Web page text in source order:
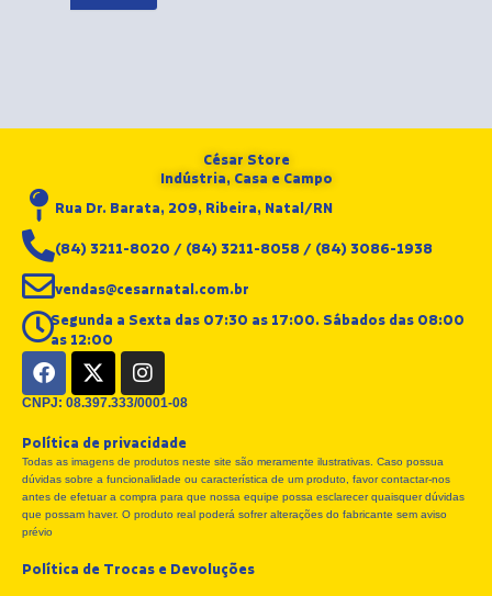
César Store
Indústria, Casa e Campo
Rua Dr. Barata, 209, Ribeira, Natal/RN
(84) 3211-8020 / (84) 3211-8058 / (84) 3086-1938
vendas@cesarnatal.com.br
Segunda a Sexta das 07:30 as 17:00. Sábados das 08:00
as 12:00
F
a
c
b
o
o
k
X
-
t
i
t
t
e
I
n
s
a
g
r
a
CNPJ: 08.397.333/0001-08
Política de privacidade
Todas as imagens de produtos neste site são meramente ilustrativas. Caso possua
dúvidas sobre a funcionalidade ou característica de um produto, favor contactar-nos
antes de efetuar a compra para que nossa equipe possa esclarecer quaisquer dúvidas
que possam haver. O produto real poderá sofrer alterações do fabricante sem aviso
prévio
Política de Trocas e Devoluções